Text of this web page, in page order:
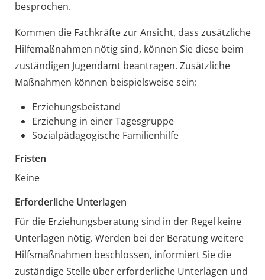
besprochen.
Kommen die Fachkräfte zur Ansicht, dass zusätzliche
Hilfemaßnahmen nötig sind, können Sie diese beim
zuständigen Jugendamt beantragen. Zusätzliche
Maßnahmen können beispielsweise sein:
Erziehungsbeistand
Erziehung in einer Tagesgruppe
Sozialpädagogische Familienhilfe
Fristen
Keine
Erforderliche Unterlagen
Für die Erziehungsberatung sind in der Regel keine
Unterlagen nötig. Werden bei der Beratung weitere
Hilfsmaßnahmen beschlossen, informiert Sie die
zuständige Stelle über erforderliche Unterlagen und